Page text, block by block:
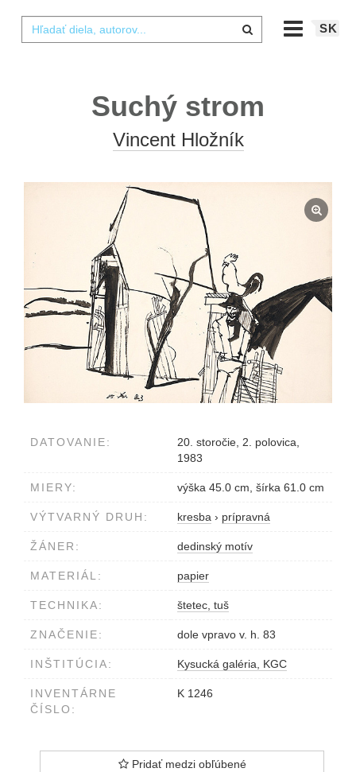
SK
Suchý strom
Vincent Hložník
DATOVANIE:
20. storočie, 2. polovica,
1983
MIERY: výška 45.0 cm, šírka 61.0 cm
VÝTVARNÝ DRUH: kresba › prípravná
ŽÁNER: dedinský motív
MATERIÁL: papier
TECHNIKA: štetec, tuš
ZNAČENIE: dole vpravo v. h. 83
INŠTITÚCIA: Kysucká galéria, KGC
INVENTÁRNE
ČÍSLO:
K 1246
Pridať medzi obľúbené